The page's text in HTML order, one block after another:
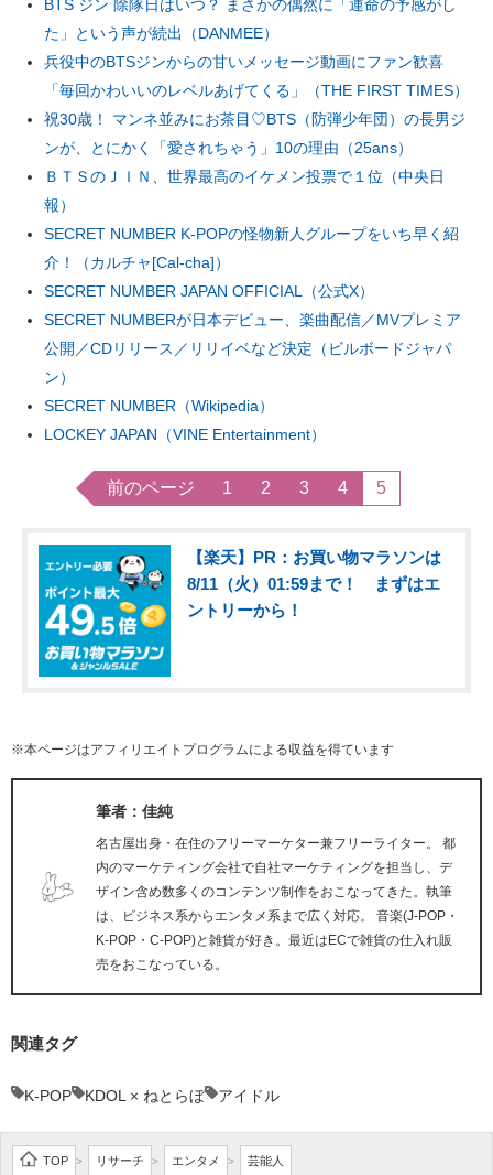
BTS ジン 除隊日はいつ？ まさかの偶然に「運命の予感がし
た」という声が続出（DANMEE）
兵役中のBTSジンからの甘いメッセージ動画にファン歓喜
「毎回かわいいのレベルあげてくる」（THE FIRST TIMES）
祝30歳！ マンネ並みにお茶目♡BTS（防弾少年団）の長男ジ
ンが、とにかく「愛されちゃう」10の理由（25ans）
ＢＴＳのＪＩＮ、世界最高のイケメン投票で１位（中央日
報）
SECRET NUMBER K-POPの怪物新人グループをいち早く紹
介！（カルチャ[Cal-cha]）
SECRET NUMBER JAPAN OFFICIAL（公式X）
SECRET NUMBERが日本デビュー、楽曲配信／MVプレミア
公開／CDリリース／リリイベなど決定（ビルボードジャパ
ン）
SECRET NUMBER（Wikipedia）
LOCKEY JAPAN（VINE Entertainment）
前のページ 1 2 3 4 5
【楽天】PR：お買い物マラソンは
8/11（火）01:59まで！ まずはエ
ントリーから！
※本ページはアフィリエイトプログラムによる収益を得ています
筆者：佳純
名古屋出身・在住のフリーマーケター兼フリーライター。 都
内のマーケティング会社で自社マーケティングを担当し、デ
ザイン含め数多くのコンテンツ制作をおこなってきた。執筆
は、ビジネス系からエンタメ系まで広く対応。 音楽(J-POP・
K-POP・C-POP)と雑貨が好き。最近はECで雑貨の仕入れ販
売をおこなっている。
関連タグ
K-POP KDOL × ねとらぼ アイドル
TOP > リサーチ > エンタメ > 芸能人